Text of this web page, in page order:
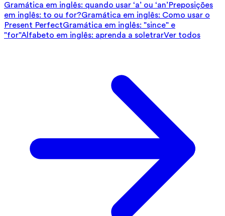
Gramática em inglês: quando usar ‘a’ ou ‘an’Preposições
em inglês: to ou for?Gramática em inglês: Como usar o
Present PerfectGramática em inglês: "since" e
"for"Alfabeto em inglês: aprenda a soletrarVer todos